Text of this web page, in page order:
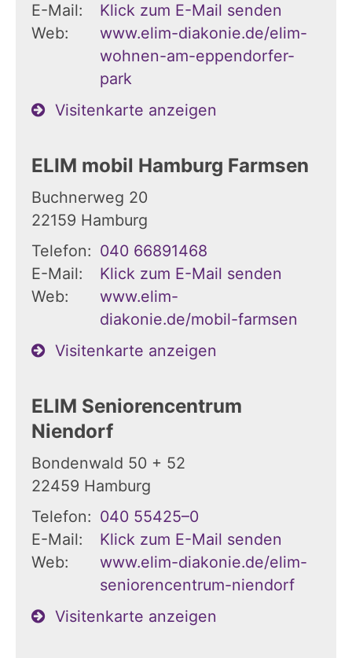
E-Mail:
Klick zum E-Mail senden
Web:
www.elim-diakonie.de/elim-
wohnen-am-eppendorfer-
park
Visitenkarte anzeigen
ELIM mobil Hamburg Farmsen
Buchnerweg 20
22159 Hamburg
Telefon: 040 66891468
E-Mail:
Klick zum E-Mail senden
Web:
www.elim-
diakonie.de/mobil-farmsen
Visitenkarte anzeigen
ELIM Seniorencentrum
Niendorf
Bondenwald 50 + 52
22459 Hamburg
Telefon: 040 55425–0
E-Mail:
Klick zum E-Mail senden
Web:
www.elim-diakonie.de/elim-
seniorencentrum-niendorf
Visitenkarte anzeigen